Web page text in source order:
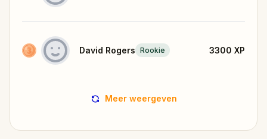
David Rogers Rookie 3300 XP
Meer weergeven